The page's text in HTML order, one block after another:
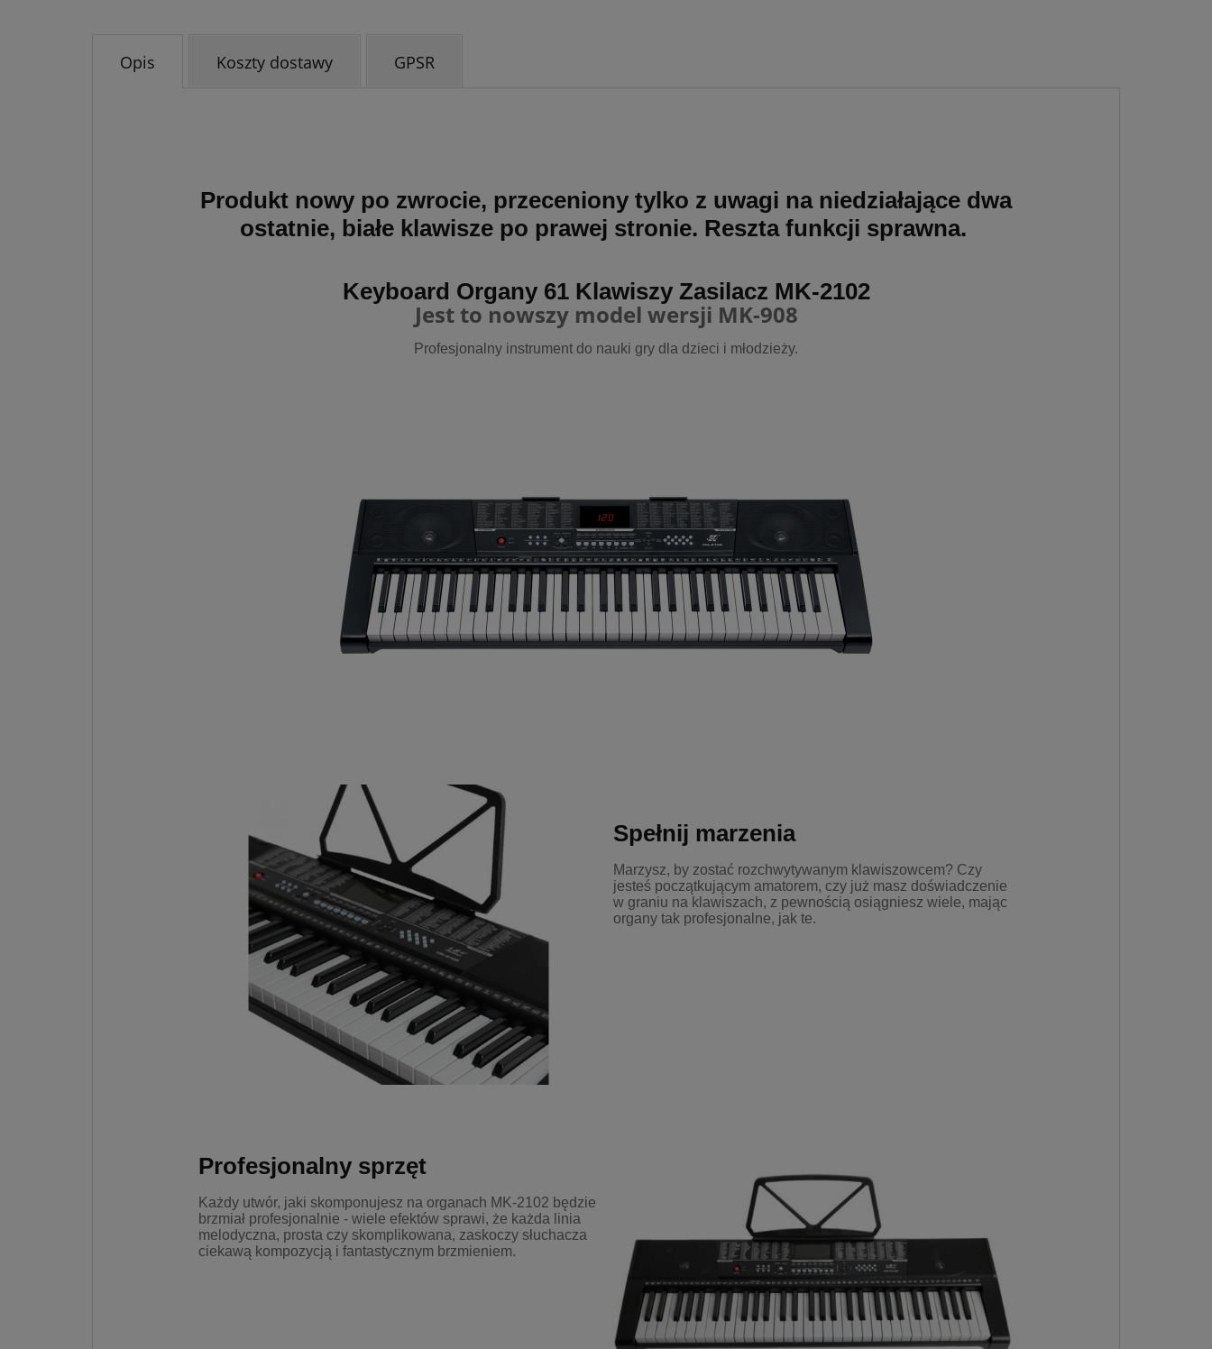
Opis Koszty dostawy GPSR
Produkt nowy po zwrocie, przeceniony tylko z uwagi na niedziałające dwa
ostatnie, białe klawisze po prawej stronie. Reszta funkcji sprawna.
Keyboard Organy 61 Klawiszy Zasilacz MK-2102
Jest to nowszy model wersji MK-908
Profesjonalny instrument do nauki gry dla dzieci i młodzieży.
Spełnij marzenia
Marzysz, by zostać rozchwytywanym klawiszowcem? Czy
jesteś początkującym amatorem, czy już masz doświadczenie
w graniu na klawiszach, z pewnością osiągniesz wiele, mając
organy tak profesjonalne, jak te.
Profesjonalny sprzęt
Każdy utwór, jaki skomponujesz na organach MK-2102 będzie
brzmiał profesjonalnie - wiele efektów sprawi, że każda linia
melodyczna, prosta czy skomplikowana, zaskoczy słuchacza
ciekawą kompozycją i fantastycznym brzmieniem.